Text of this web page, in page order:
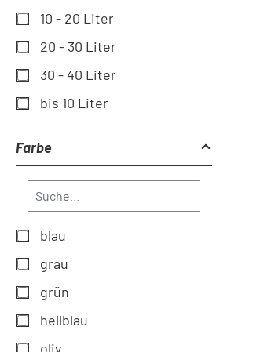
10 - 20 Liter
20 - 30 Liter
30 - 40 Liter
bis 10 Liter
Farbe
blau
grau
grün
hellblau
oliv